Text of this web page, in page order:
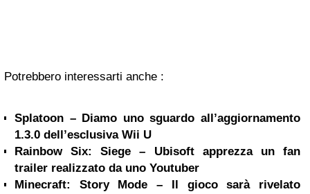
Potrebbero interessarti anche :
Splatoon – Diamo uno sguardo all’aggiornamento
1.3.0 dell’esclusiva Wii U
Rainbow Six: Siege – Ubisoft apprezza un fan
trailer realizzato da uno Youtuber
Minecraft: Story Mode – Il gioco sarà rivelato